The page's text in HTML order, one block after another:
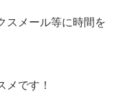
スメール等に時間を
メです！